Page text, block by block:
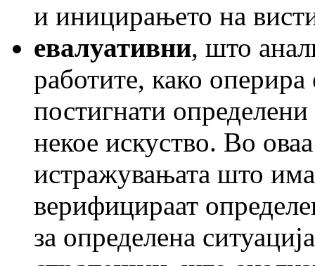
и иницирањето на
евалуативни, што
работите, како оперира
постигнати
некое искуство. Во
истражувањата што
верифицираат
за определена